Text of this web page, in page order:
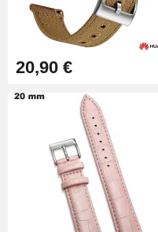
57,42
Pince
26,90
Boîte
20,90 €